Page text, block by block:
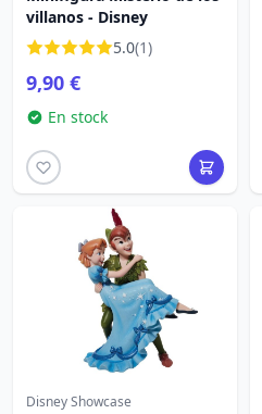
villanos - Disney
5.0(1)
9,90 €
En stock
Disney Showcase